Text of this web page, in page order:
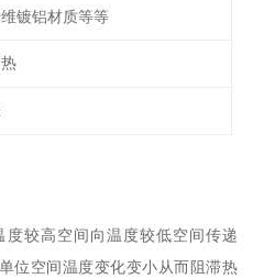
镀铝材质等等
较高空间向温度较低空间传递
位空间温度变化变小从而阻滞热